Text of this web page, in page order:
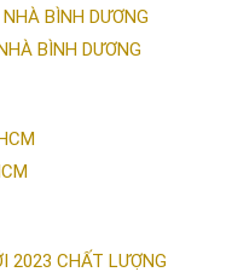
BÌNH DƯƠNG